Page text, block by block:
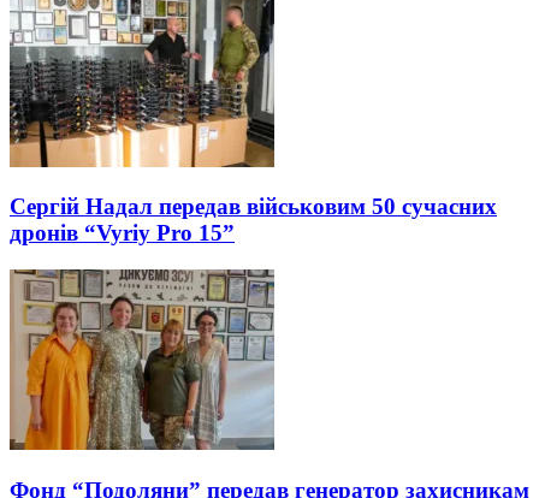
Сергій Надал передав військовим 50 сучасних
дронів “Vyriy Pro 15”
Фонд “Подоляни” передав генератор захисникам